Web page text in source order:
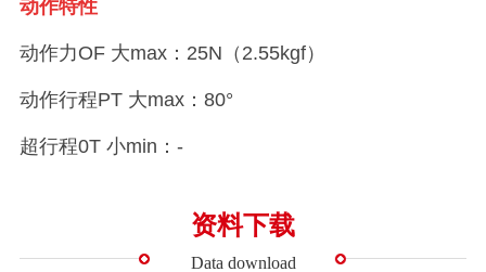
动作特性
动作力OF 大max：25N（2.55kgf）
动作行程PT 大max： 80°
超行程0T 小min ： -
资料下载
Data download